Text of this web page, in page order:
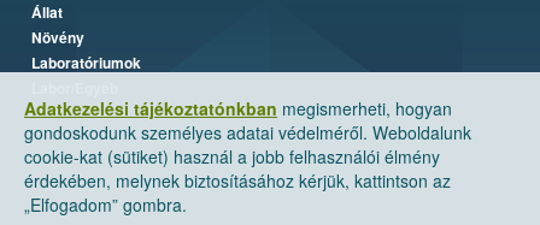
Adatkezelési tájékoztatónkban megismerheti, hogyan
gondoskodunk személyes adatai védelméről. Weboldalunk
cookie-kat (sütiket) használ a jobb felhasználói élmény
érdekében, melynek biztosításához kérjük, kattintson az
„Elfogadom” gombra.
Állat
Növény
Laboratóriumok